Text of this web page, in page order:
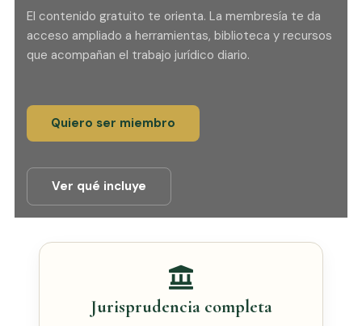
El contenido gratuito te orienta. La membresía te da
acceso ampliado a herramientas, biblioteca y recursos
que acompañan el trabajo jurídico diario.
Quiero ser miembro
Ver qué incluye
Jurisprudencia completa